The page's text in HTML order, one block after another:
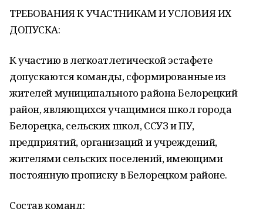
ТРЕБОВАНИЯ К УЧАСТНИКАМ И УСЛОВИЯ ИХ
ДОПУСКА:
К участию в легкоатлетической эстафете
допускаются команды, сформированные из
жителей муниципального района Белорецкий
район, являющихся учащимися школ города
Белорецка, сельских школ, ССУЗ и ПУ,
предприятий, организаций и учреждений,
жителями сельских поселений, имеющими
постоянную прописку в Белорецком районе.
Состав команд: